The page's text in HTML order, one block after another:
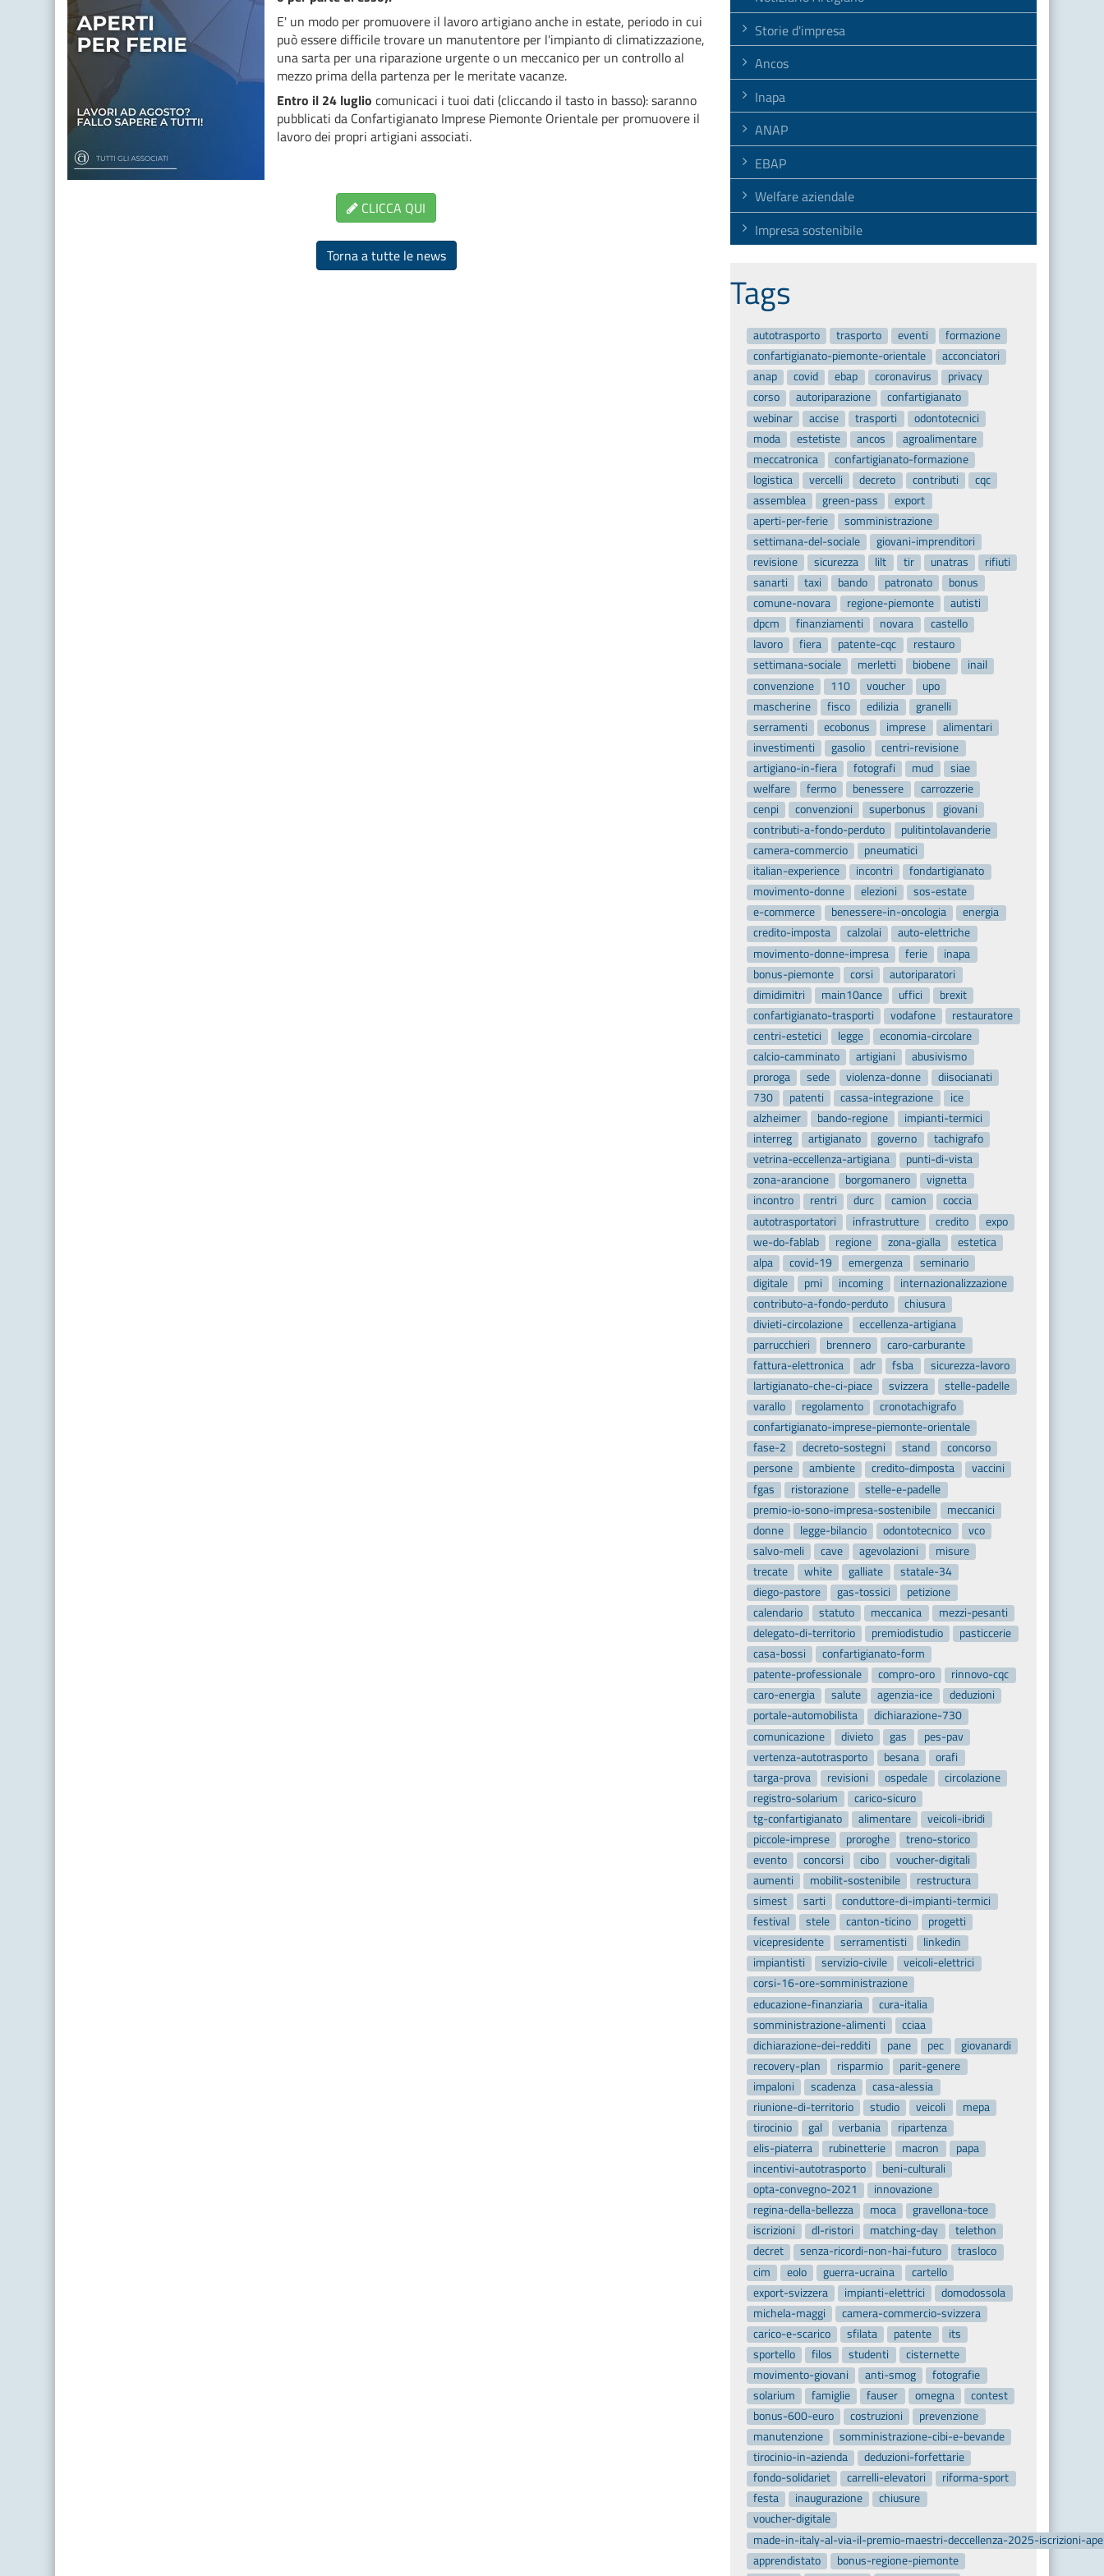
E' un modo per promuovere il lavoro artigiano anche in estate, periodo in cui
può essere difficile trovare un manutentore per l'impianto di climatizzazione,
una sarta per una riparazione urgente o un meccanico per un controllo al
mezzo prima della partenza per le meritate vacanze.
Entro il 24 luglio comunicaci i tuoi dati (cliccando il tasto in basso): saranno
pubblicati da Confartigianato Imprese Piemonte Orientale per promuovere il
lavoro dei propri artigiani associati.
CLICCA QUI
Torna a tutte le news
Storie d'impresa
Ancos
Inapa
ANAP
EBAP
Welfare aziendale
Impresa sostenibile
Tags
autotrasporto trasporto eventi
formazione
confartigianato-piemonte-orientale
acconciatori
anap
covid ebap coronavirus
privacy
corso
autoriparazione
confartigianato
webinar
accise trasporti
odontotecnici
moda
estetiste ancos
agroalimentare
meccatronica
confartigianato-formazione
logistica
vercelli decreto contributi
cqc
assemblea
green-pass
export
aperti-per-ferie
somministrazione
settimana-del-sociale
giovani-imprenditori
revisione
sicurezza lilt tir unatras
rifiuti
sanarti
taxi bando patronato
bonus
comune-novara
regione-piemonte
autisti
dpcm
finanziamenti novara
castello
lavoro
fiera patente-cqc
restauro
settimana-sociale
merletti biobene
inail
convenzione
110 voucher
upo
mascherine
fisco edilizia
granelli
serramenti
ecobonus imprese
alimentari
investimenti
gasolio
centri-revisione
artigiano-in-fiera
fotografi mud
siae
welfare
fermo benessere
carrozzerie
cenpi
convenzioni superbonus
giovani
contributi-a-fondo-perduto
pulitintolavanderie
camera-commercio
pneumatici
italian-experience
incontri
fondartigianato
movimento-donne
elezioni
sos-estate
e-commerce
benessere-in-oncologia
energia
credito-imposta
calzolai
auto-elettriche
movimento-donne-impresa
ferie
inapa
bonus-piemonte
corsi
autoriparatori
dimidimitri
main10ance uffici
brexit
confartigianato-trasporti
vodafone
restauratore
centri-estetici
legge
economia-circolare
calcio-camminato
artigiani
abusivismo
proroga
sede violenza-donne
diisocianati
730
patenti cassa-integrazione
ice
alzheimer
bando-regione
impianti-termici
interreg
artigianato governo
tachigrafo
vetrina-eccellenza-artigiana
punti-di-vista
zona-arancione
borgomanero
vignetta
incontro
rentri durc camion
coccia
autotrasportatori
infrastrutture credito
expo
we-do-fablab
regione zona-gialla
estetica
alpa
covid-19 emergenza
seminario
digitale
pmi incoming
internazionalizzazione
contributo-a-fondo-perduto
chiusura
divieti-circolazione
eccellenza-artigiana
parrucchieri
brennero
caro-carburante
fattura-elettronica
adr fsba
sicurezza-lavoro
lartigianato-che-ci-piace
svizzera
stelle-padelle
varallo
regolamento
cronotachigrafo
confartigianato-imprese-piemonte-orientale
fase-2
decreto-sostegni stand
concorso
persone
ambiente credito-dimposta
vaccini
fgas
ristorazione
stelle-e-padelle
premio-io-sono-impresa-sostenibile
meccanici
donne
legge-bilancio odontotecnico
vco
salvo-meli
cave agevolazioni
misure
trecate
white galliate
statale-34
diego-pastore
gas-tossici
petizione
calendario
statuto meccanica
mezzi-pesanti
delegato-di-territorio
premiodistudio
pasticcerie
casa-bossi
confartigianato-form
patente-professionale
compro-oro
rinnovo-cqc
caro-energia
salute agenzia-ice
deduzioni
portale-automobilista
dichiarazione-730
comunicazione
divieto gas
pes-pav
vertenza-autotrasporto
besana
orafi
targa-prova
revisioni ospedale
circolazione
registro-solarium
carico-sicuro
tg-confartigianato
alimentare
veicoli-ibridi
piccole-imprese
proroghe
treno-storico
evento
concorsi cibo
voucher-digitali
aumenti
mobilit-sostenibile
restructura
simest
sarti
conduttore-di-impianti-termici
festival
stele canton-ticino
progetti
vicepresidente
serramentisti
linkedin
impiantisti
servizio-civile
veicoli-elettrici
corsi-16-ore-somministrazione
educazione-finanziaria
cura-italia
somministrazione-alimenti
cciaa
dichiarazione-dei-redditi
pane pec
giovanardi
recovery-plan
risparmio
parit-genere
impaloni
scadenza
casa-alessia
riunione-di-territorio
studio veicoli
mepa
tirocinio
gal verbania
ripartenza
elis-piaterra
rubinetterie macron
papa
incentivi-autotrasporto
beni-culturali
opta-convegno-2021
innovazione
regina-della-bellezza
moca
gravellona-toce
iscrizioni
dl-ristori matching-day
telethon
decret
senza-ricordi-non-hai-futuro
trasloco
cim
eolo guerra-ucraina
cartello
export-svizzera
impianti-elettrici
domodossola
michela-maggi
camera-commercio-svizzera
carico-e-scarico
sfilata patente
its
sportello
filos studenti
cisternette
movimento-giovani
anti-smog
fotografie
solarium
famiglie fauser omegna
contest
bonus-600-euro
costruzioni
prevenzione
manutenzione
somministrazione-cibi-e-bevande
tirocinio-in-azienda
deduzioni-forfettarie
fondo-solidariet
carrelli-elevatori
riforma-sport
festa
inaugurazione
chiusure
voucher-digitale
made-in-italy-al-via-il-premio-maestri-deccellenza-2025-iscrizioni-
apprendistato
bonus-regione-piemonte